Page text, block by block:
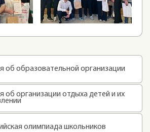
об образовательной организации
об организации отдыха детей и их
олимпиада школьников